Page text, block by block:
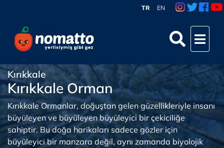
TR EN
Kırıkkale
Kırıkkale Orman
Kırıkkale Ormanlar, doğuştan gelen güzellikleriyle insanı
büyüleyen ve büyüleyen büyüleyici bir çekiciliğe
sahiptir. Bu doğa harikaları sadece gözler için
büyüleyici bir manzara değil, aynı zamanda biyolojik